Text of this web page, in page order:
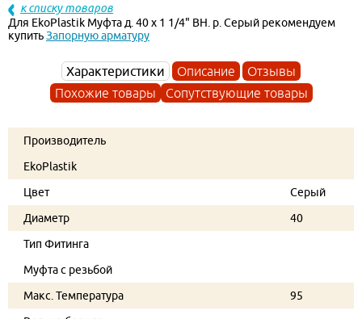
к списку товаров
Для EkoPlastik Муфта д. 40 х 1 1/4" ВН. р. Серый рекомендуем
купитьЗапорную арматуру
Характеристики Описание
Отзывы
Похожие товары
Сопутствующие товары
Производитель
EkoPlastik
Цвет
Серый
Диаметр
40
Тип Фитинга
Муфта с резьбой
Макс. Температура
95